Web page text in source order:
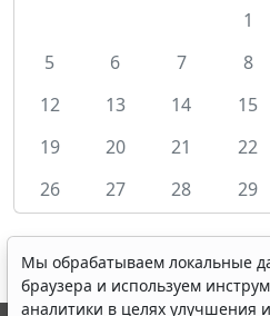
1
5
6 7 8
12
13 14 15
19
20 21 22
26
27 28 29
Мы обрабатываем локальные
браузера и используем
аналитики в целях улучшения